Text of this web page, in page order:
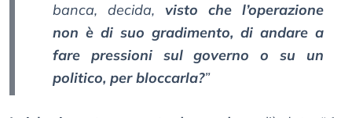
banca, decida, visto che l’operazione
non è di suo gradimento, di andare a
fare pressioni sul governo o su un
politico, per bloccarla?”